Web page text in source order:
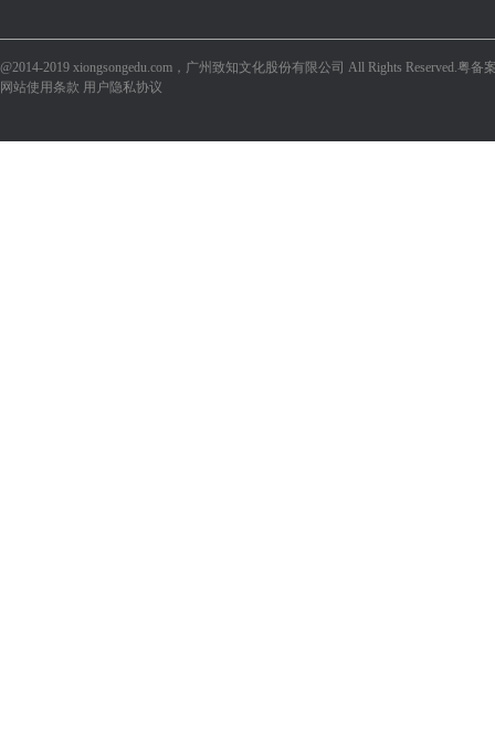
@2014-2019 xiongsongedu.com，广州致知文化股份有限公司 All Rights Reserved.粤备
网站使用条款 用户隐私协议